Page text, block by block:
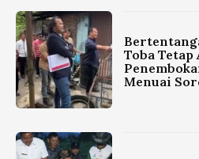
Toba Tetap
Menuai